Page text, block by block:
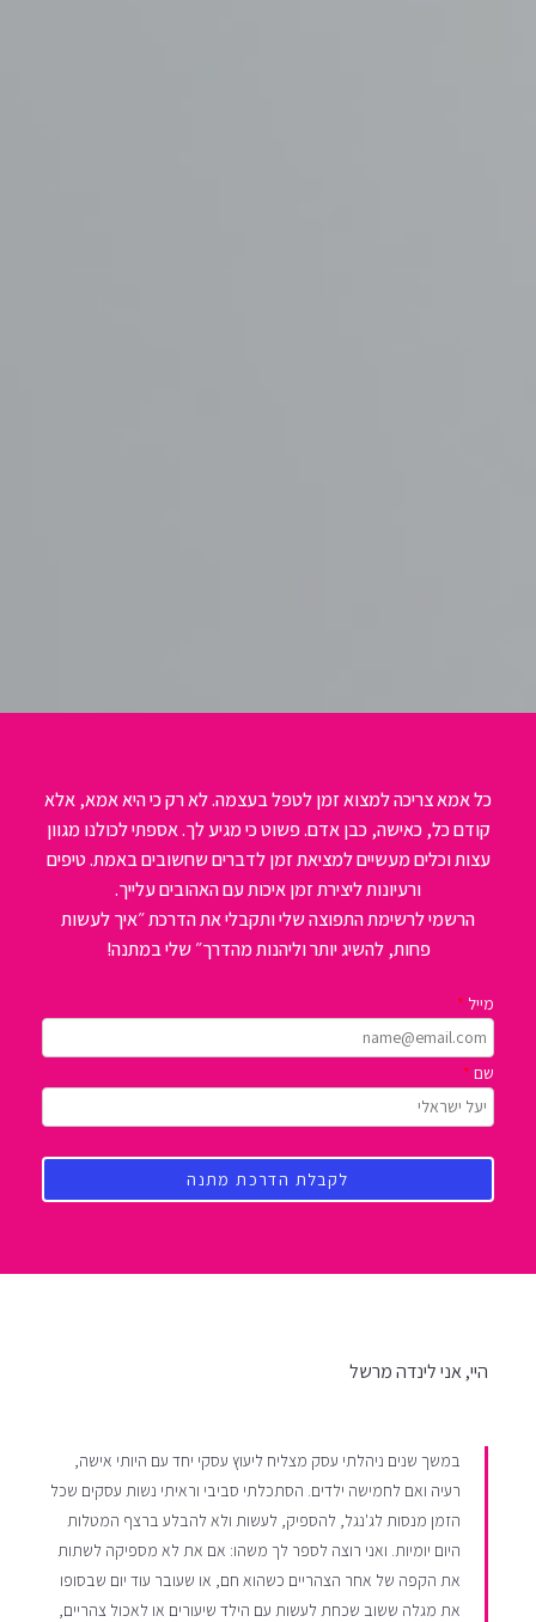
כל אמא צריכה למצוא זמן לטפל בעצמה. לא רק כי היא אמא, אלא
קודם כל, כאישה, כבן אדם. פשוט כי מגיע לך. אספתי לכולנו מגוון
עצות וכלים מעשיים למציאת זמן לדברים שחשובים באמת. טיפים
ורעיונות ליצירת זמן איכות עם האהובים עלייך.
הרשמי לרשימת התפוצה שלי ותקבלי את הדרכת ״איך לעשות
פחות, להשיג יותר וליהנות מהדרך״ שלי במתנה!
מייל
שם
היי, אני לינדה מרשל
במשך שנים ניהלתי עסק מצליח ליעוץ עסקי יחד עם היותי אישה,
רעיה ואם לחמישה ילדים. הסתכלתי סביבי וראיתי נשות עסקים שכל
הזמן מנסות לג'נגל, להספיק, לעשות ולא להבלע ברצף המטלות
היום יומיות. ואני רוצה לספר לך משהו: אם את לא מספיקה לשתות
את הקפה של אחר הצהריים כשהוא חם, או שעובר עוד יום שבסופו
את מגלה ששוב שכחת לעשות עם הילד שיעורים או לאכול צהריים,